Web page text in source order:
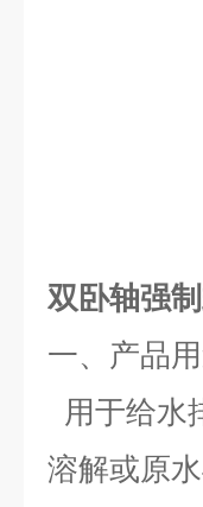
双卧轴强
一、 产品用
用于给水
溶解或原